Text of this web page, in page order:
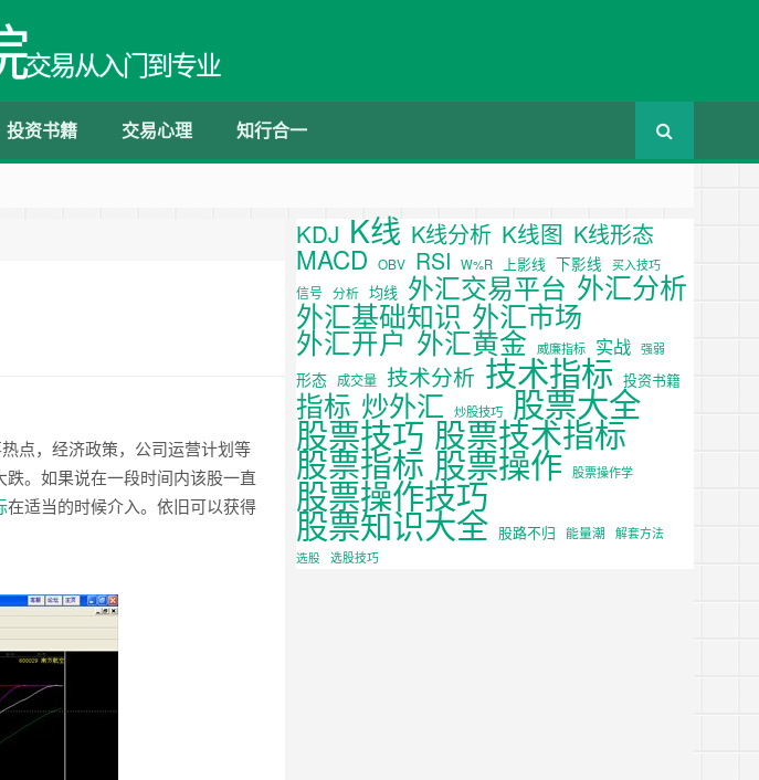
交易从入门到专业
投资书籍 交易心理 知行合一
点，经济政策，公司运营计划等
。如果说在一段时间内该股一直
在适当的时候介入。依旧可以获得
KDJ K线 K线分析 K线图 K线形态
MACD OBV RSI W%R 上影线 下影线 买入技巧
信号 分析 均线 外汇交易平台 外汇分析
外汇基础知识 外汇市场
外汇开户 外汇黄金 威廉指标 实战 强弱
形态 成交量 技术分析 技术指标 投资书籍
指标 炒外汇 炒股技巧 股票大全
股票技巧 股票技术指标
股票指标 股票操作 股票操作学
股票操作技巧
股票知识大全 股路不归 能量潮
解套方法
选股
选股技巧